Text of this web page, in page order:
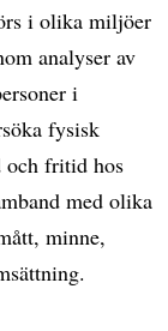
i olika miljöer
analyser av
i
fysisk
och fritid hos
med olika
minne,